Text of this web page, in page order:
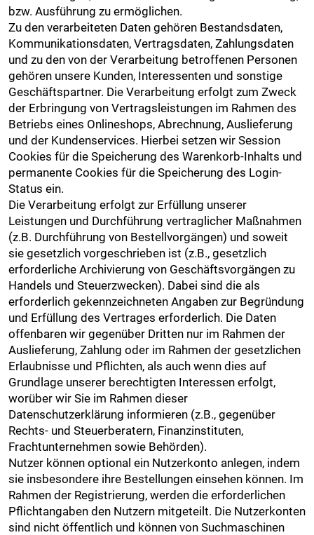
bzw. Ausführung zu ermöglichen.
Zu den verarbeiteten Daten gehören Bestandsdaten,
Kommunikationsdaten, Vertragsdaten, Zahlungsdaten
und zu den von der Verarbeitung betroffenen Personen
gehören unsere Kunden, Interessenten und sonstige
Geschäftspartner. Die Verarbeitung erfolgt zum Zweck
der Erbringung von Vertragsleistungen im Rahmen des
Betriebs eines Onlineshops, Abrechnung, Auslieferung
und der Kundenservices. Hierbei setzen wir Session
Cookies für die Speicherung des Warenkorb-Inhalts und
permanente Cookies für die Speicherung des Login-
Status ein.
Die Verarbeitung erfolgt zur Erfüllung unserer
Leistungen und Durchführung vertraglicher Maßnahmen
(z.B. Durchführung von Bestellvorgängen) und soweit
sie gesetzlich vorgeschrieben ist (z.B., gesetzlich
erforderliche Archivierung von Geschäftsvorgängen zu
Handels und Steuerzwecken). Dabei sind die als
erforderlich gekennzeichneten Angaben zur Begründung
und Erfüllung des Vertrages erforderlich. Die Daten
offenbaren wir gegenüber Dritten nur im Rahmen der
Auslieferung, Zahlung oder im Rahmen der gesetzlichen
Erlaubnisse und Pflichten, als auch wenn dies auf
Grundlage unserer berechtigten Interessen erfolgt,
worüber wir Sie im Rahmen dieser
Datenschutzerklärung informieren (z.B., gegenüber
Rechts- und Steuerberatern, Finanzinstituten,
Frachtunternehmen sowie Behörden).
Nutzer können optional ein Nutzerkonto anlegen, indem
sie insbesondere ihre Bestellungen einsehen können. Im
Rahmen der Registrierung, werden die erforderlichen
Pflichtangaben den Nutzern mitgeteilt. Die Nutzerkonten
sind nicht öffentlich und können von Suchmaschinen